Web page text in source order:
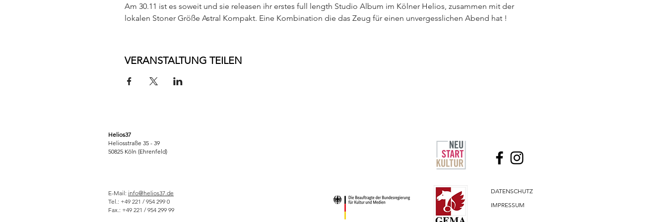
Am 30.11 ist es soweit und sie releasen ihr erstes full length Studio Album im Kölner Helios, zusammen mit der
lokalen Stoner Größe Astral Kompakt. Eine Kombination die das Zeug für einen unvergesslichen Abend hat !
VERANSTALTUNG TEILEN
Helios37
Heliosstraße 35 - 39
50825 Köln (Ehrenfeld)
E-Mail: info@helios37.de
Tel.: +49 221 / 954 299 0
Fax.: +49 221 / 954 299 99
DATENSCHUTZ
IMPRESSUM